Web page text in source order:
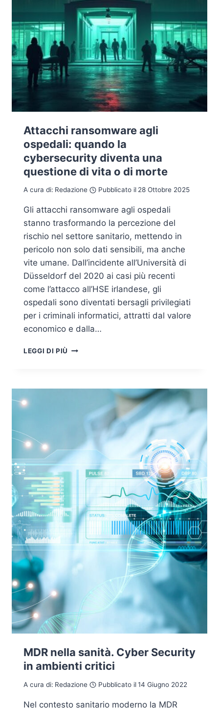
Attacchi ransomware agli
ospedali: quando la
cybersecurity diventa una
questione di vita o di morte
A cura di: Redazione Pubblicato il 28 Ottobre 2025
Gli attacchi ransomware agli ospedali
stanno trasformando la percezione del
rischio nel settore sanitario, mettendo in
pericolo non solo dati sensibili, ma anche
vite umane. Dall’incidente all’Università di
Düsseldorf del 2020 ai casi più recenti
come l’attacco all’HSE irlandese, gli
ospedali sono diventati bersagli privilegiati
per i criminali informatici, attratti dal valore
economico e dalla…
LEGGI DI PIÙ ATTACCHI
QUANDO
CYBERSECURITY
DIVENTA
QUESTIONE
DI
O
MDR nella sanità. Cyber Security
in ambienti critici
A cura di: Redazione Pubblicato il14 Giugno 2022
Nel contesto sanitario moderno la MDR